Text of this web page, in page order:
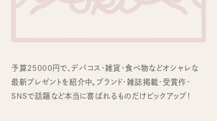
予算25000円で、デパコス・雑貨・食べ物などオシャレな
最新プレゼントを紹介中。ブランド・雑誌掲載・受賞作・
SNSで話題など本当に喜ばれるものだけピックアップ！